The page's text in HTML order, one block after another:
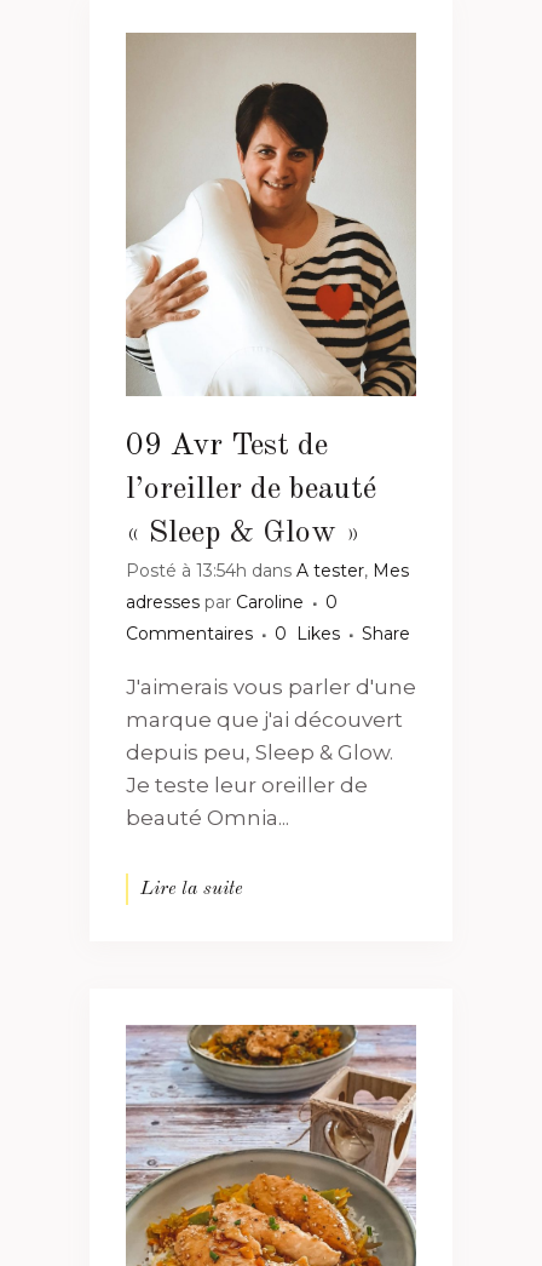
09 Avr Test de
l’oreiller de beauté
« Sleep & Glow »
Posté à 13:54h dans A tester, Mes
adresses par Caroline
0
Commentaires
0 Likes Share
J'aimerais vous parler d'une
marque que j'ai découvert
depuis peu, Sleep & Glow.
Je teste leur oreiller de
beauté Omnia...
Lire la suite